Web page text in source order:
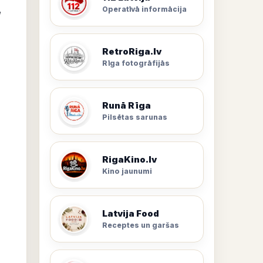
Operatīvā informācija
RetroRiga.lv
Rīga fotogrāfijās
Runā Rīga
Pilsētas sarunas
RigaKino.lv
Kino jaunumi
Latvija Food
Receptes un garšas